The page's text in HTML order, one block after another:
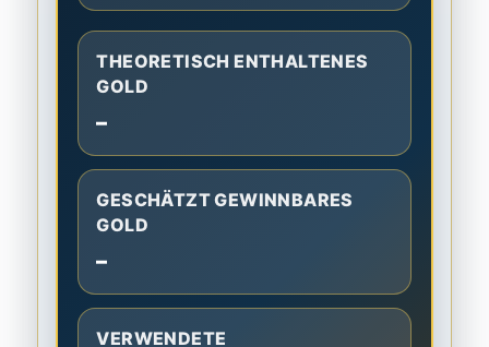
THEORETISCH ENTHALTENES
GOLD
–
GESCHÄTZT GEWINNBARES
GOLD
–
VERWENDETE